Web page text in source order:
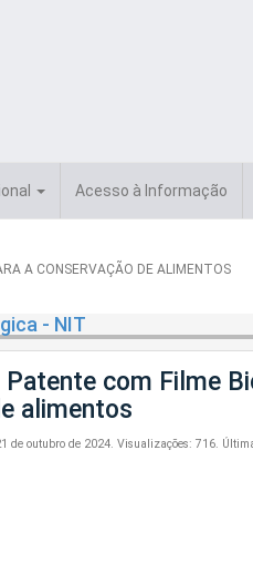
Acesso à Informação
A CONSERVAÇÃO DE ALIMENTOS
- NIT
com Filme
alimentos
de outubro de 2024. Visualizações: 716.